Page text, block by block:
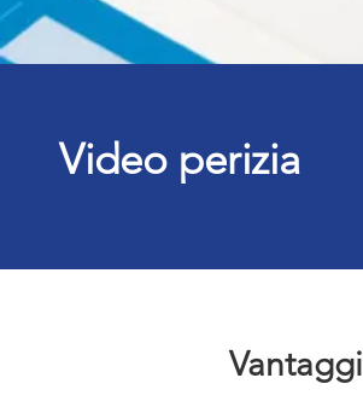
Vantaggi
Video perizia